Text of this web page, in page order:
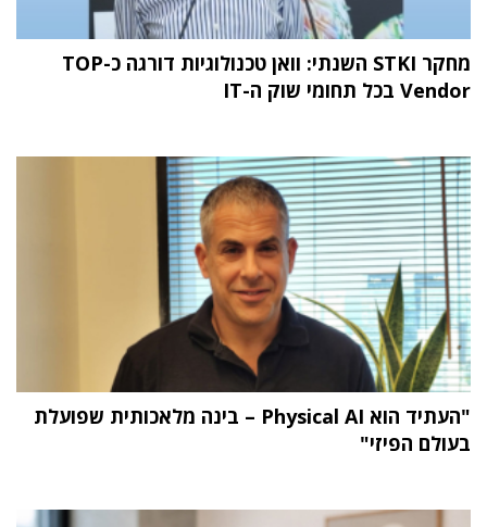
מחקר STKI השנתי: וואן טכנולוגיות דורגה כ-TOP
Vendor בכל תחומי שוק ה-IT
"העתיד הוא Physical AI – בינה מלאכותית שפועלת
בעולם הפיזי"